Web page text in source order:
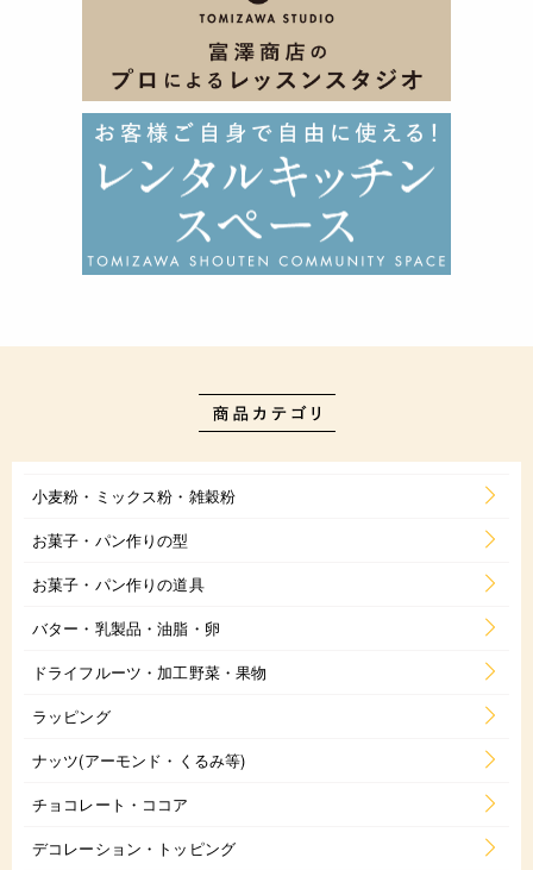
小麦粉・ミックス粉・雑穀粉
お菓子・パン作りの型
お菓子・パン作りの道具
バター・乳製品・油脂・卵
ドライフルーツ・加工野菜・果物
ラッピング
ナッツ(アーモンド・くるみ等)
チョコレート・ココア
デコレーション・トッピング